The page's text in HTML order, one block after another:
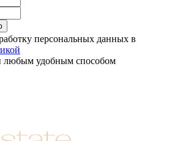
персональных данных в
любым удобным способом